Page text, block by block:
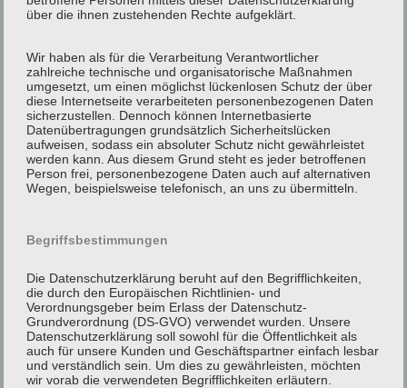
24 / 7 Service
Fahrrad- und Rollstuhl-Transport
Kurierfahrten
Flughafentransfer
Krankenfahrten (sitzend)
Arzt
Dialyse
Bestrahlung
Chemotherapie
über die ihnen zustehenden Rechte aufgeklärt.
Wir haben als für die Verarbeitung Verantwortlicher
zahlreiche technische und organisatorische Maßnahmen
umgesetzt, um einen möglichst lückenlosen Schutz der über
diese Internetseite verarbeiteten personenbezogenen Daten
sicherzustellen. Dennoch können Internetbasierte
Datenübertragungen grundsätzlich Sicherheitslücken
aufweisen, sodass ein absoluter Schutz nicht gewährleistet
werden kann. Aus diesem Grund steht es jeder betroffenen
Person frei, personenbezogene Daten auch auf alternativen
Wegen, beispielsweise telefonisch, an uns zu übermitteln.
Begriffsbestimmungen
Die Datenschutzerklärung beruht auf den Begrifflichkeiten,
die durch den Europäischen Richtlinien- und
Verordnungsgeber beim Erlass der Datenschutz-
Grundverordnung (DS-GVO) verwendet wurden. Unsere
Datenschutzerklärung soll sowohl für die Öffentlichkeit als
auch für unsere Kunden und Geschäftspartner einfach lesbar
und verständlich sein. Um dies zu gewährleisten, möchten
wir vorab die verwendeten Begrifflichkeiten erläutern.